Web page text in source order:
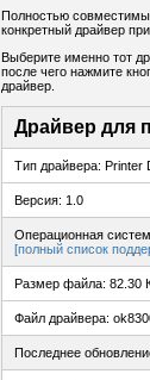
Полностью
конкретный драйвер
Выберите именно тот
после чего нажмите
драйвер.
Драйвер для
Тип драйвера: Printer
Версия: 1.0
Операционная
[полный список
Размер файла: 82.30
Файл драйвера:
Последнее